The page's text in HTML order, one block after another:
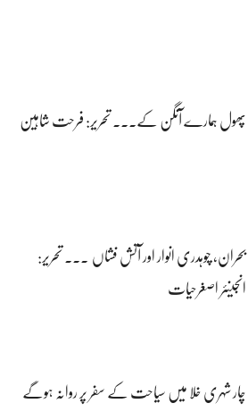
پھول ہمارے آنگن کے۔۔۔ تحریر: فرحت شاہین
بحران، چوہدری انوار اور آتش فشاں ۔۔۔ تحریر:
انجینئر اصغرحیات
چار شہری خلا میں سیاحت کے سفر پر روانہ ہوگے